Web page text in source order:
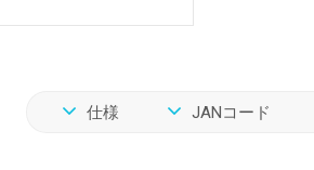
仕様 JANコード